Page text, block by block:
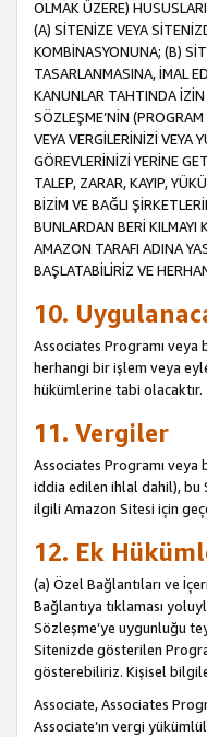
OLMAK ÜZERE)
(A) SİTENİZE VEYA
KOMBİNASYONUNA; (B)
TASARLANMASINA, İMAL
KANUNLAR TAHTINDA İZİN
SÖZLEŞME’NİN
VEYA VERGİLERİNİZİ VEYA
GÖREVLERİNİZİ YERİNE
TALEP, ZARAR, KAYIP,
BİZİM VE BAĞLI
BUNLARDAN BERİ KILMAYI
AMAZON TARAFI ADINA
BAŞLATABİLİRİZ VE
10.
Associates Programı
herhangi bir işlem veya
hükümlerine tabi olacaktır.
11. Vergiler
Associates Programı
iddia edilen ihlal dahil), bu
ilgili Amazon Sitesi için
12. Ek
(a) Özel Bağlantıları ve
Bağlantıya tıklaması
Sözleşme’ye uygunluğu
Sitenizde gösterilen
gösterebiliriz. Kişisel
Associate, Associates
Associate’ın vergi